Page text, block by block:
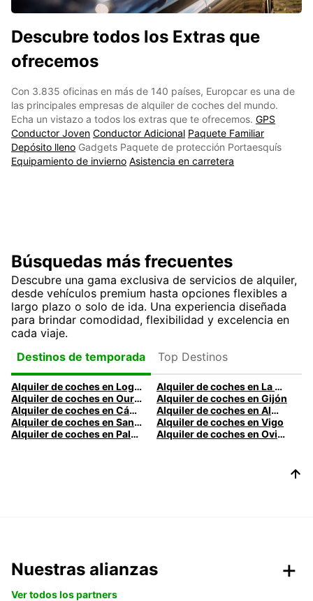
Descubre todos los Extras que
ofrecemos
Con 3.835 oficinas en más de 140 países, Europcar es una de
las principales empresas de alquiler de coches del mundo.
Echa un vistazo a todos los extras que te ofrecemos. GPS
Conductor Joven Conductor Adicional Paquete Familiar
Depósito lleno Gadgets Paquete de protección Portaesquís
Equipamiento de invierno Asistencia en carretera
Búsquedas más frecuentes
Descubre una gama exclusiva de servicios de alquiler,
desde vehículos premium hasta opciones flexibles a
largo plazo o solo de ida. Una experiencia diseñada
para brindar comodidad, flexibilidad y excelencia en
cada viaje.
Destinos de temporada
Top Destinos
Alquiler de coches en Logroño
Alquiler de coches en La Coruña
Alquiler de coches en Ourense
Alquiler de coches en Gijón
Alquiler de coches en Cádiz
Alquiler de coches en Almería
Alquiler de coches en Santander
Alquiler de coches en Vigo
Alquiler de coches en Palma
Alquiler de coches en Oviedo
Nuestras alianzas
Ver todos los partners